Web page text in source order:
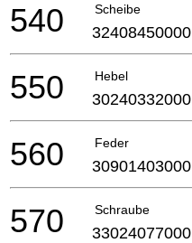
Scheibe
540 32408450000
Hebel
550 30240332000
Feder
560 30901403000
Schraube
570 33024077000